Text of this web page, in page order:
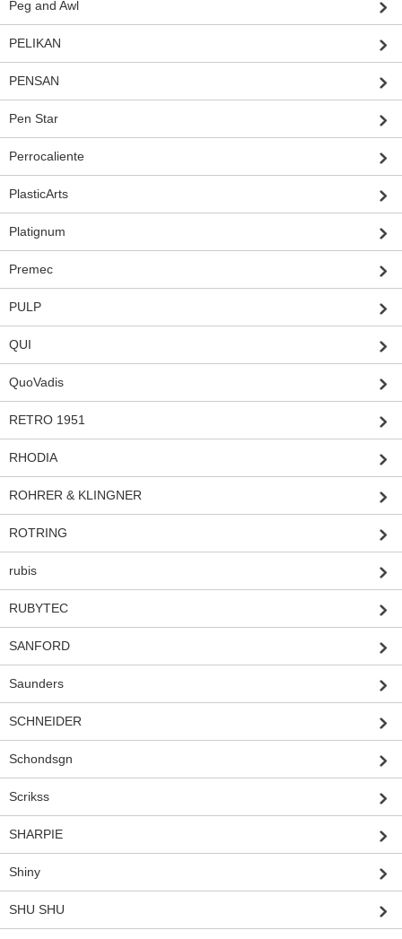
Peg and Awl
PELIKAN
PENSAN
Pen Star
Perrocaliente
PlasticArts
Platignum
Premec
PULP
QUI
QuoVadis
RETRO 1951
RHODIA
ROHRER & KLINGNER
ROTRING
rubis
RUBYTEC
SANFORD
Saunders
SCHNEIDER
Schondsgn
Scrikss
SHARPIE
Shiny
SHU SHU